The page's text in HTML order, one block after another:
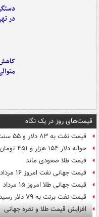
در
قیمت‌های روز در یک نگاه
قیمت نفت به ۸۳ دلار و ۵۵ سنت در هر بشکه رسید
حواله دلار ۱۵۴ هزار و ۴۵۱ تومان شد
قیمت طلا صعودی ماند
قیمت جهانی نفت امروز ۱۶ مرداد
قیمت جهانی طلا امروز ۱۵ مرداد
قیمت نفت برنت به ۷۹ دلار رسید
افزایش قیمت طلا و نقره جهانی